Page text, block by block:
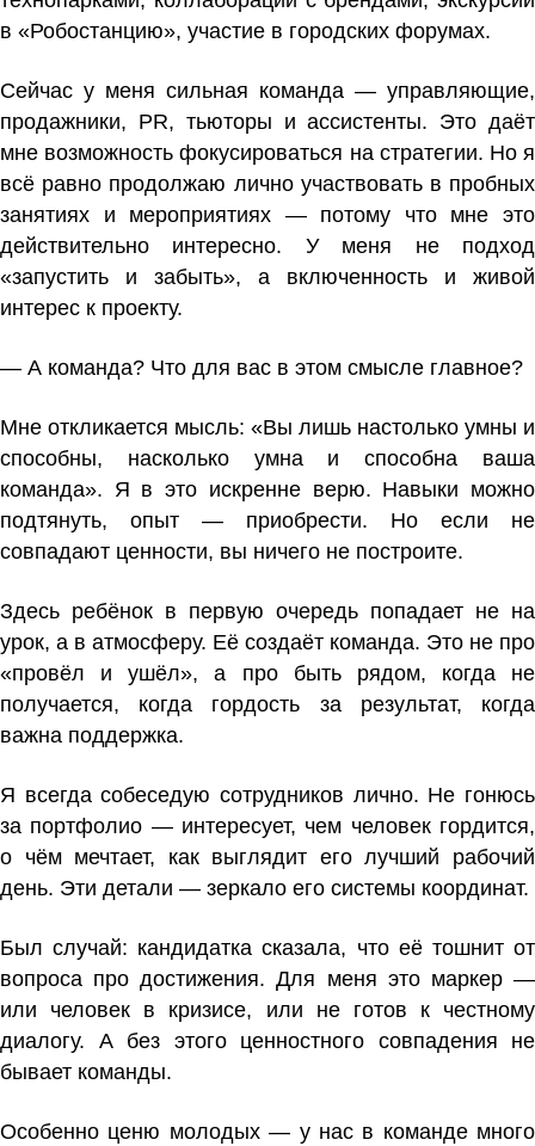
в «Робостанцию», участие в городских форумах.
Сейчас у меня сильная команда — управляющие,
продажники, PR, тьюторы и ассистенты. Это даёт
мне возможность фокусироваться на стратегии. Но я
всё равно продолжаю лично участвовать в пробных
занятиях и мероприятиях — потому что мне это
действительно интересно. У меня не подход
«запустить и забыть», а включенность и живой
интерес к проекту.
— А команда? Что для вас в этом смысле главное?
Мне откликается мысль: «Вы лишь настолько умны и
способны, насколько умна и способна ваша
команда». Я в это искренне верю. Навыки можно
подтянуть, опыт — приобрести. Но если не
совпадают ценности, вы ничего не построите.
Здесь ребёнок в первую очередь попадает не на
урок, а в атмосферу. Её создаёт команда. Это не про
«провёл и ушёл», а про быть рядом, когда не
получается, когда гордость за результат, когда
важна поддержка.
Я всегда собеседую сотрудников лично. Не гонюсь
за портфолио — интересует, чем человек гордится,
о чём мечтает, как выглядит его лучший рабочий
день. Эти детали — зеркало его системы координат.
Был случай: кандидатка сказала, что её тошнит от
вопроса про достижения. Для меня это маркер —
или человек в кризисе, или не готов к честному
диалогу. А без этого ценностного совпадения не
бывает команды.
Особенно ценю молодых — у нас в команде много